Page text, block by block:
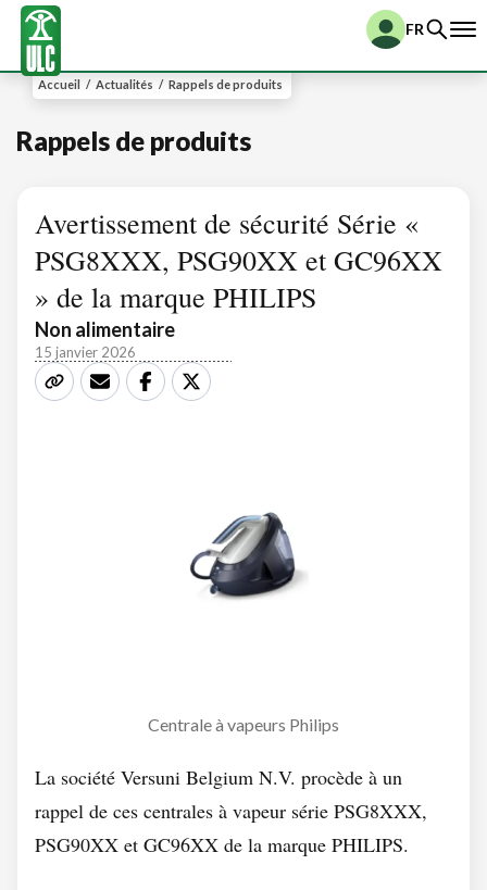
FR
Accueil / Actualités / Rappels de produits
Rappels de produits
Avertissement de sécurité Série «
PSG8XXX, PSG90XX et GC96XX
» de la marque PHILIPS
Non alimentaire
15 janvier 2026
Centrale à vapeurs Philips
La société Versuni Belgium N.V. procède à un
rappel de ces centrales à vapeur série PSG8XXX,
PSG90XX et GC96XX de la marque PHILIPS.